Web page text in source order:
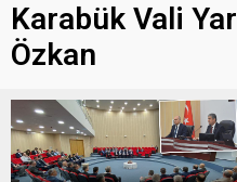
Karabük Vali
Özkan